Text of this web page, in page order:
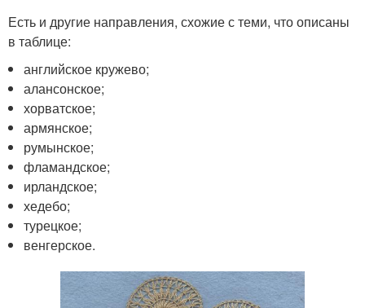
Есть и другие направления, схожие с теми, что описаны
в таблице:
английское кружево;
алансонское;
хорватское;
армянское;
румынское;
фламандское;
ирландское;
хедебо;
турецкое;
венгерское.